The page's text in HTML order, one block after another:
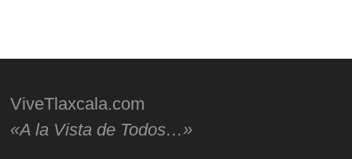
ViveTlaxcala.com
«A la Vista de Todos…»